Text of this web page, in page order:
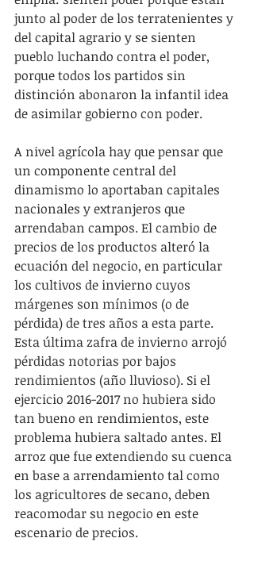
junto al poder de los terratenientes y
del capital agrario y se sienten
pueblo luchando contra el poder,
porque todos los partidos sin
distinción abonaron la infantil idea
de asimilar gobierno con poder.
A nivel agrícola hay que pensar que
un componente central del
dinamismo lo aportaban capitales
nacionales y extranjeros que
arrendaban campos. El cambio de
precios de los productos alteró la
ecuación del negocio, en particular
los cultivos de invierno cuyos
márgenes son mínimos (o de
pérdida) de tres años a esta parte.
Esta última zafra de invierno arrojó
pérdidas notorias por bajos
rendimientos (año lluvioso). Si el
ejercicio 2016-2017 no hubiera sido
tan bueno en rendimientos, este
problema hubiera saltado antes. El
arroz que fue extendiendo su cuenca
en base a arrendamiento tal como
los agricultores de secano, deben
reacomodar su negocio en este
escenario de precios.